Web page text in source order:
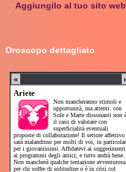
Aggiungilo al tuo sito web
Oroscopo dettagliato